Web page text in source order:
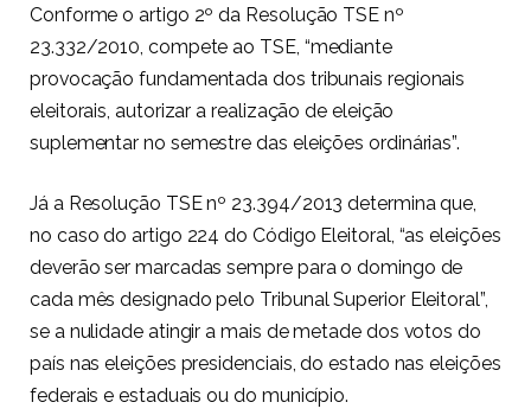
Conforme o artigo 2º da Resolução TSE nº
23.332/2010, compete ao TSE, “mediante
provocação fundamentada dos tribunais regionais
eleitorais, autorizar a realização de eleição
suplementar no semestre das eleições ordinárias”.
Já a Resolução TSE nº 23.394/2013 determina que,
no caso do artigo 224 do Código Eleitoral, “as eleições
deverão ser marcadas sempre para o domingo de
cada mês designado pelo Tribunal Superior Eleitoral”,
se a nulidade atingir a mais de metade dos votos do
país nas eleições presidenciais, do estado nas eleições
federais e estaduais ou do município.